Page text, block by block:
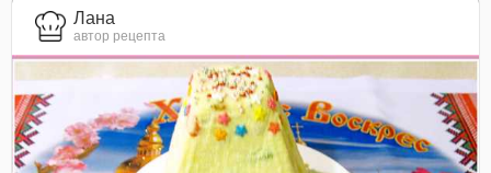
Лана
автор рецепта